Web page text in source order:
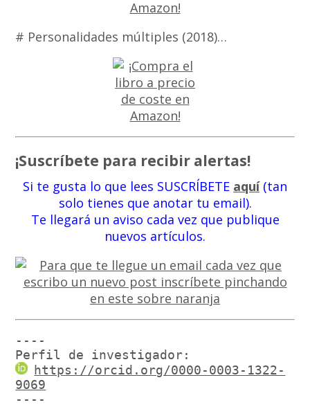
# Personalidades múltiples (2018)…
¡Suscríbete para recibir alertas!
Si te gusta lo que lees SUSCRÍBETE aquí(tan
solo tienes que anotar tu email).
Te llegará un aviso cada vez que publique
nuevos artículos.
----
Perfil de investigador:
https://orcid.org/0000-0003-1322-
9069
----